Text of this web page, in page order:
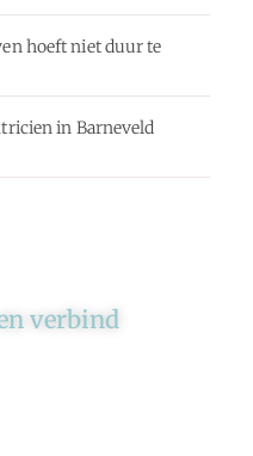
hoeft niet duur te
in Barneveld
verbind